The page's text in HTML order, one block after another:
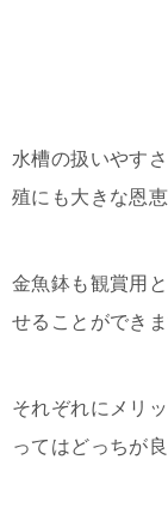
水槽の扱いやす
殖にも大きな恩
金魚鉢も観賞用
せることができま
それぞれにメリ
ってはどっちが